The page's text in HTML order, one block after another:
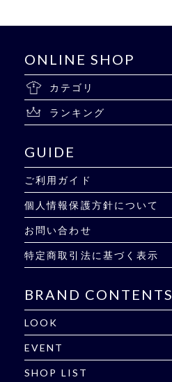
ONLINE SHOP
カテゴリ
ランキング
GUIDE
ご利用ガイド
個人情報保護方針について
お問い合わせ
特定商取引法に基づく表示
BRAND CONTENTS
LOOK
EVENT
SHOP LIST